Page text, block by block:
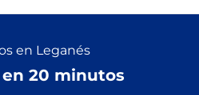
en Leganés
20 minutos